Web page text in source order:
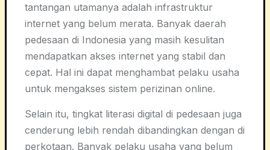
tantangan utamanya adalah infrastruktur
internet yang belum merata. Banyak daerah
pedesaan di Indonesia yang masih kesulitan
mendapatkan akses internet yang stabil dan
cepat. Hal ini dapat menghambat pelaku usaha
untuk mengakses sistem perizinan online.
Selain itu, tingkat literasi digital di pedesaan juga
cenderung lebih rendah dibandingkan dengan di
perkotaan. Banyak pelaku usaha yang belum